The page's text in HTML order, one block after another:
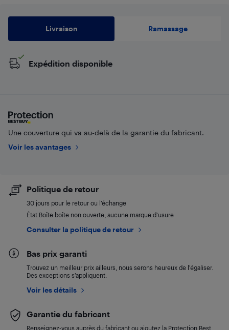
Livraison Ramassage
Expédition disponible
Une couverture qui va au-delà de la garantie du fabricant.
Voir les avantages
Politique de retour
30 jours pour le retour ou l’échange
État Boîte boîte non ouverte, aucune marque d’usure
Consulter la politique de retour
Bas prix garanti
Trouvez un meilleur prix ailleurs, nous serons heureux de l’égaliser.
Des exceptions s’appliquent.
Voir les détails
Garantie du fabricant
Renseignez-vous auprès du fabricant ou ajoutez la Protection Best